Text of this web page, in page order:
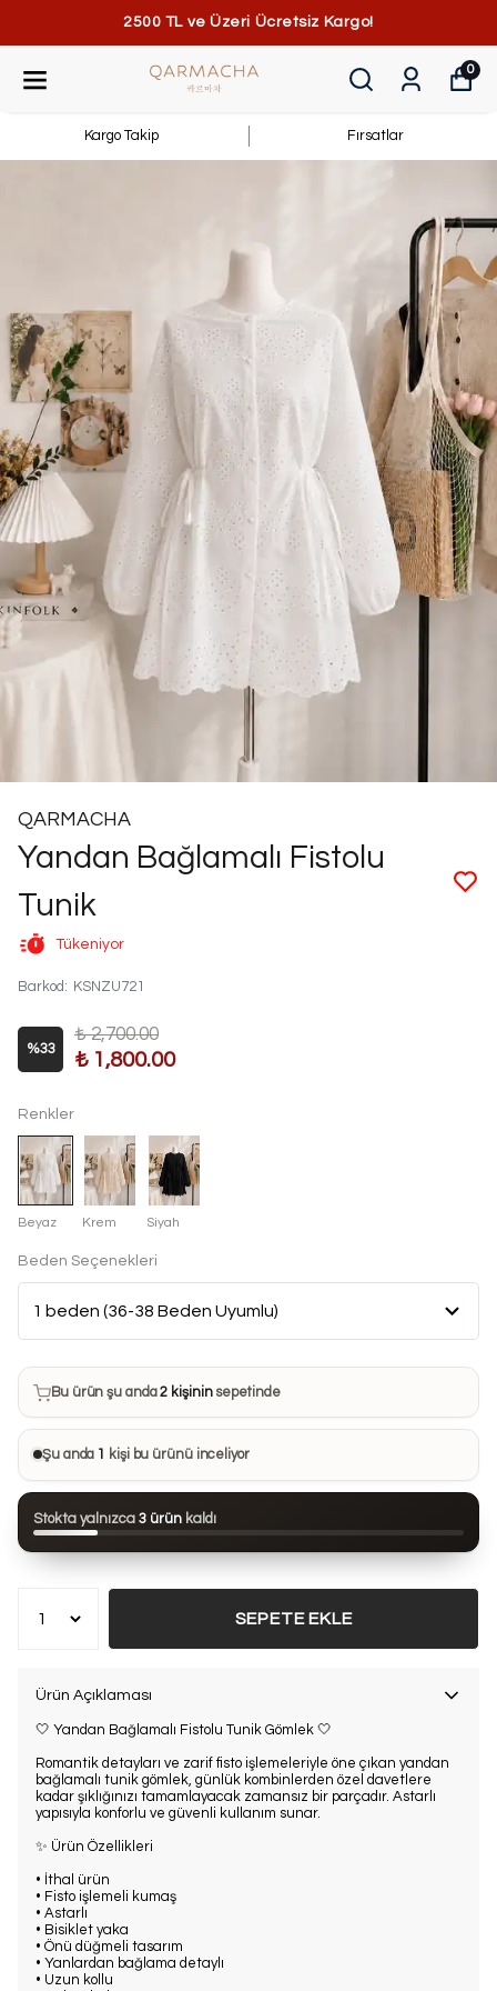
2500 TL ve Üzeri Ücretsiz Kargo!
0
Kargo Takip Fırsatlar
QARMACHA
Yandan Bağlamalı Fistolu
Tunik
Tükeniyor
Barkod : KSNZU721
%33
₺ 2,700.00
₺ 1,800.00
Renkler
Beyaz Krem Siyah
Beden Seçenekleri
Bu ürün son 7 günde18 kezsatın alındı
Bu ürün şu anda2 kişininsepetinde
Bu ürünü 26 kişi favorilerine ekledi
Bu ürün son 24 saatte119 kezgörüntülendi
Şu anda 1 kişi bu ürünü inceliyor
Stokta yalnızca 3 ürün kaldı
SEPETE EKLE
Ürün Açıklaması
🤍 Yandan Bağlamalı Fistolu Tunik Gömlek 🤍
Romantik detayları ve zarif fisto işlemeleriyle öne çıkan yandan
bağlamalı tunik gömlek, günlük kombinlerden özel davetlere
kadar şıklığınızı tamamlayacak zamansız bir parçadır. Astarlı
yapısıyla konforlu ve güvenli kullanım sunar.
✨ Ürün Özellikleri
• İthal ürün
• Fisto işlemeli kumaş
• Astarlı
• Bisiklet yaka
• Önü düğmeli tasarım
• Yanlardan bağlama detaylı
• Uzun kollu